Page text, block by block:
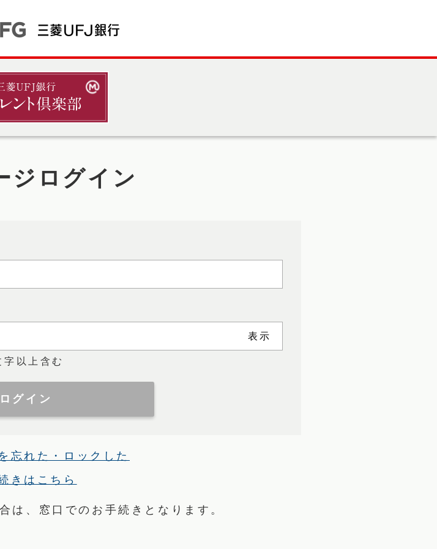
ジログイン
以上含む
忘れた・ロックした
きはこちら
は、窓口でのお手続きとなります。